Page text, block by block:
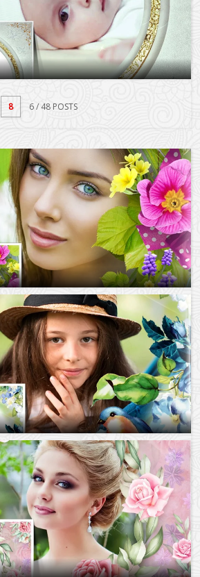
8 6/ 48 POSTS